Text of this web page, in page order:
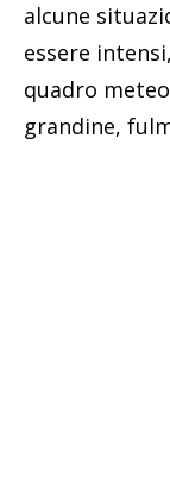
alcune
essere
quadro
grandine,